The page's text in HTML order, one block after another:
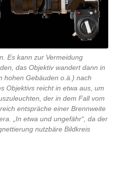
Es kann zur Vermeidung
das Objektiv wandert dann in
hohen Gebäuden o.ä.) nach
Objektivs reicht in etwa aus, um
der in dem Fall vom
entspräche einer Brennweite
„In etwa und ungefähr“, da der
nutzbäre Bildkreis